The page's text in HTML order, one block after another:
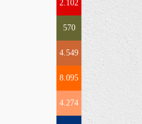
2.102
570
4.549
8.095
4.274